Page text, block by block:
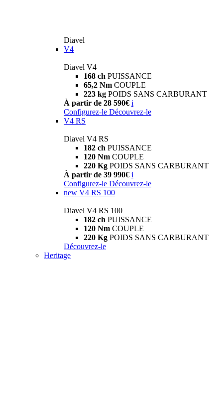
Diavel
V4
Diavel V4
168 ch PUISSANCE
65,2 Nm COUPLE
223 kg POIDS SANS CARBURANT
À partir de 28 590€ i
Configurez-le Découvrez-le
V4 RS
Diavel V4 RS
182 ch PUISSANCE
120 Nm COUPLE
220 Kg POIDS SANS CARBURANT
À partir de 39 990€ i
Configurez-le Découvrez-le
new V4 RS 100
Diavel V4 RS 100
182 ch PUISSANCE
120 Nm COUPLE
220 Kg POIDS SANS CARBURANT
Découvrez-le
Heritage